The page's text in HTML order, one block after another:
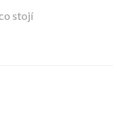
stojí